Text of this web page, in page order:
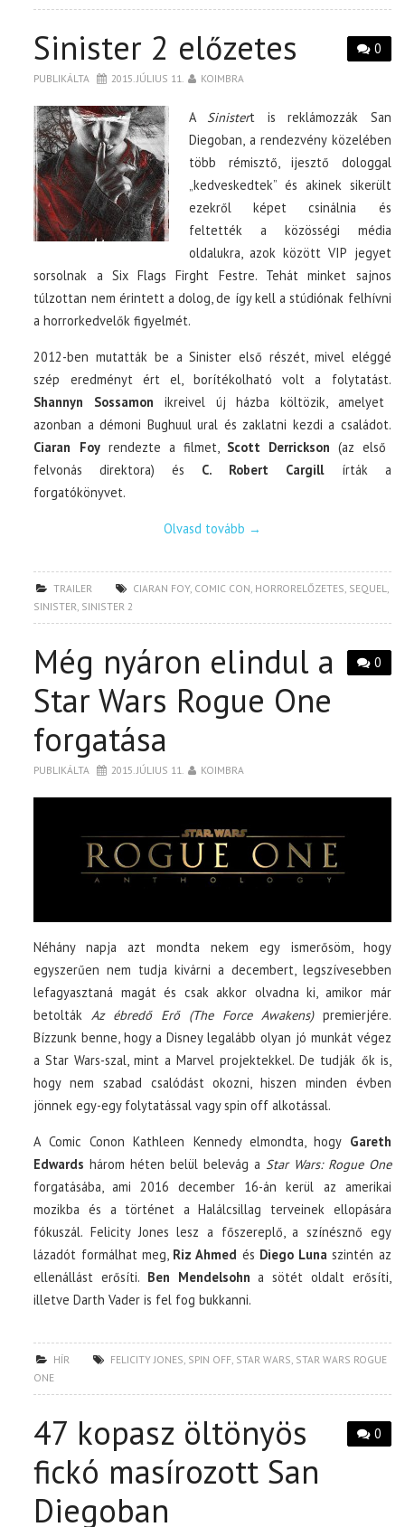
0
Sinister 2 előzetes
PUBLIKÁLTA 2015. JÚLIUS 11. KOIMBRA
A Sinistert is reklámozzák San
Diegoban, a rendezvény közelében
több rémisztő, ijesztő dologgal
„kedveskedtek” és akinek sikerült
ezekről képet csinálnia és
feltették a közösségi média
oldalukra, azok között VIP jegyet
sorsolnak a Six Flags Firght Festre. Tehát minket sajnos
túlzottan nem érintett a dolog, de így kell a stúdiónak felhívni
a horrorkedvelők figyelmét.
2012-ben mutatták be a Sinister első részét, mivel eléggé
szép eredményt ért el, borítékolható volt a folytatást.
Shannyn Sossamon ikreivel új házba költözik, amelyet
azonban a démoni Bughuul ural és zaklatni kezdi a családot.
Ciaran Foyrendezte a filmet, Scott Derrickson (az első
felvonás direktora) és C. Robert Cargillírták a
forgatókönyvet.
Olvasd tovább →
TRAILER CIARAN FOY, COMIC CON HORRORELŐZETES SEQUEL
SINISTER SINISTER 2
0
Még nyáron elindul a
Star Wars Rogue One
forgatása
PUBLIKÁLTA 2015. JÚLIUS 11. KOIMBRA
Néhány napja azt mondta nekem egy ismerősöm, hogy
egyszerűen nem tudja kivárni a decembert, legszívesebben
lefagyasztaná magát és csak akkor olvadna ki, amikor már
betoltákAz ébredő Erő (The Force Awakens)premierjére.
Bízzunk benne, hogy a Disney legalább olyan jó munkát végez
a Star Wars-szal, mint a Marvel projektekkel. De tudják ők is,
hogy nem szabad csalódást okozni, hiszen minden évben
jönnek egy-egy folytatással vagy spin off alkotással.
A Comic Conon Kathleen Kennedy elmondta, hogy Gareth
Edwards három héten belül belevág a Star Wars: Rogue One
forgatásába, ami 2016 december 16-án kerül az amerikai
mozikba és a történet a Halálcsillag terveinek ellopására
fókuszál. Felicity Jones lesz a főszereplő, a színésznő egy
lázadót formálhat meg, Riz Ahmed és Diego Luna szintén az
ellenállást erősíti. Ben Mendelsohn a sötét oldalt erősíti,
illetve Darth Vader is fel fog bukkanni.
HÍR FELICITY JONES, SPIN OFF, STAR WARS, STAR WARS ROGUE
ONE
0
47 kopasz öltönyös
fickó masírozott San
Diegoban